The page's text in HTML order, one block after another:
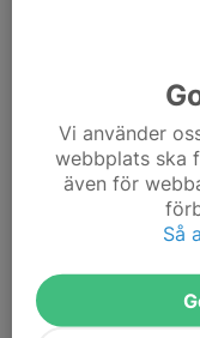
0
Vi ställer in
Vi använder
webbplats ska
även för
Så